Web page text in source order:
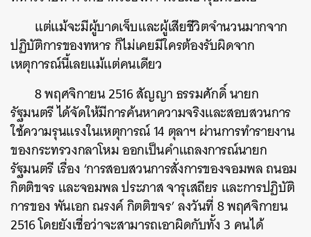
แต่แม้จะมีผู้บาดเจ็บและผู้เสียชีวิตจำนวนมากจาก
ปฏิบัติการของทหาร ก็ไม่เคยมีใครต้องรับผิดจาก
เหตุการณ์นี้เลยแม้แต่คนเดียว
8 พฤศจิกายน 2516 สัญญา ธรรมศักดิ์ นายก
รัฐมนตรี ได้จัดให้มีการค้นหาความจริงและสอบสวนการ
ใช้ความรุนแรงในเหตุการณ์ 14 ตุลาฯ ผ่านการทำรายงาน
ของกระทรวงกลาโหม ออกเป็นคำแถลงการณ์นายก
รัฐมนตรี เรื่อง ‘การสอบสวนการสั่งการของจอมพล ถนอม
กิตติขจร และจอมพล ประภาส จารุเสถียร และการปฏิบัติ
การของ พันเอก ณรงค์ กิตติขจร’ ลงวันที่ 8 พฤศจิกายน
2516 โดยยังเชื่อว่าจะสามารถเอาผิดกับทั้ง 3 คนได้